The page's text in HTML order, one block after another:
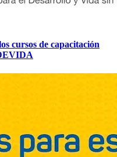
cursos de capacitación